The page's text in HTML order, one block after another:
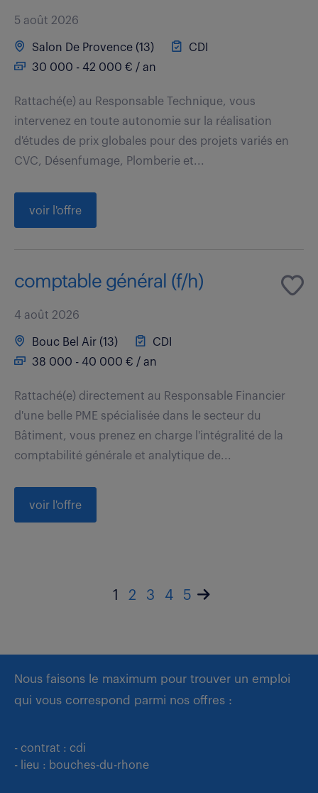
5 août 2026
Salon De Provence (13)
CDI
30 000 - 42 000 € / an
Rattaché(e) au Responsable Technique, vous
intervenez en toute autonomie sur la réalisation
d'études de prix globales pour des projets variés en
CVC, Désenfumage, Plomberie et...
voir l'offre
comptable général (f/h)
4 août 2026
Bouc Bel Air (13)
CDI
38 000 - 40 000 € / an
Rattaché(e) directement au Responsable Financier
d'une belle PME spécialisée dans le secteur du
Bâtiment, vous prenez en charge l'intégralité de la
comptabilité générale et analytique de...
voir l'offre
1 2 3 4 5
Nous faisons le maximum pour trouver un emploi
qui vous correspond parmi nos offres :
- contrat : cdi
- lieu : bouches-du-rhone